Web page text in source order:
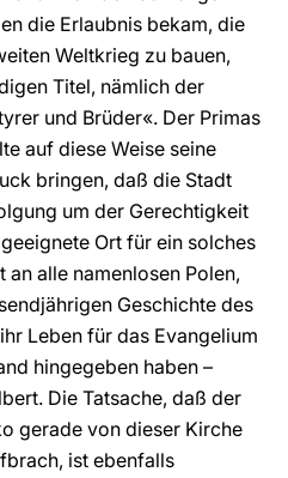
die Erlaubnis bekam, die
Weltkrieg zu bauen,
Titel, nämlich der
und Brüder«. Der Primas
auf diese Weise seine
bringen, daß die Stadt
um der Gerechtigkeit
Ort für ein solches
an alle namenlosen Polen,
Geschichte des
Leben für das Evangelium
hingegeben haben –
Die Tatsache, daß der
gerade von dieser Kirche
ist ebenfalls